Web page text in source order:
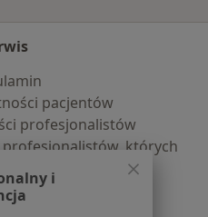
pacjentów
profesjonalistów
których
samodzielnie
cookies
i